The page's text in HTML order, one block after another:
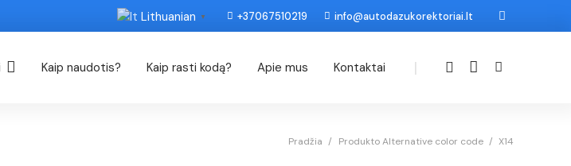
Lithuanian ▼ +37067510219 info@autodazukorektoriai.lt
Kaip naudotis? Kaip rasti kodą? Apie mus Kontaktai |
Pradžia / Produkto Alternative color code / X14